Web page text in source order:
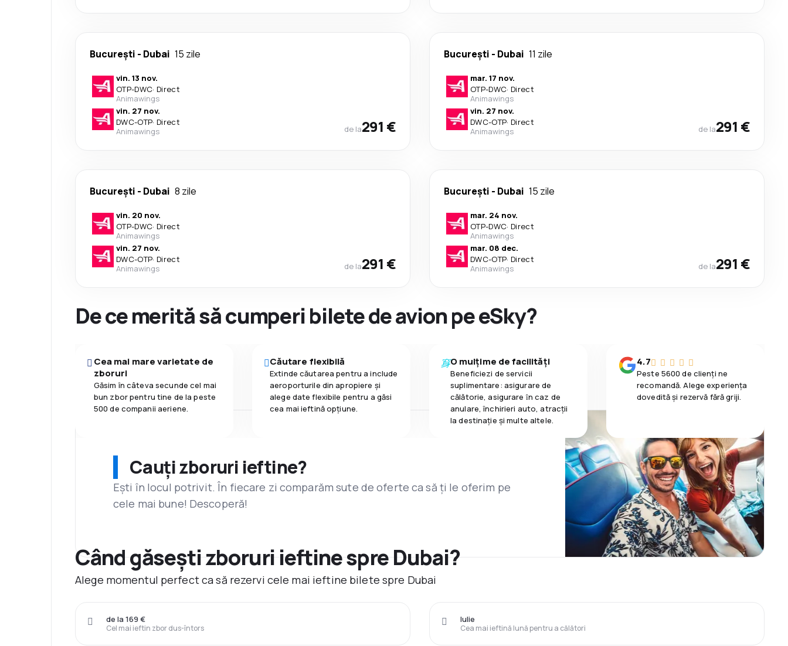
București - Dubai 15 zile
vin. 13 nov.
OTP-DWC· Direct
Animawings
vin. 27 nov.
DWC-OTP· Direct
Animawings
de la291 €
București - Dubai 11 zile
mar. 17 nov.
OTP-DWC· Direct
Animawings
vin. 27 nov.
DWC-OTP· Direct
Animawings
de la291 €
București - Dubai 8 zile
vin. 20 nov.
OTP-DWC· Direct
Animawings
vin. 27 nov.
DWC-OTP· Direct
Animawings
de la291 €
București - Dubai 15 zile
mar. 24 nov.
OTP-DWC· Direct
Animawings
mar. 08 dec.
DWC-OTP· Direct
Animawings
de la291 €
De ce merită să cumperi bilete de avion pe eSky?
Cea mai mare varietate de
zboruri
Găsim în câteva secunde cel mai
bun zbor pentru tine de la peste
500 de companii aeriene.
Căutare flexibilă
Extinde căutarea pentru a include
aeroporturile din apropiere și
alege date flexibile pentru a găsi
cea mai ieftină opțiune.
O mulțime de facilități
Beneficiezi de servicii
suplimentare: asigurare de
călătorie, asigurare ȋn caz de
anulare, închirieri auto, atracții
la destinaţie și multe altele.
4.7
Peste 5600 de clienți ne
recomandă. Alege experiența
dovedită și rezervă fără griji.
Cauți zboruri ieftine?
Ești în locul potrivit. În fiecare zi comparăm sute de oferte ca să ți le oferim pe
cele mai bune! Descoperă!
Când găsești zboruri ieftine spre Dubai?
Alege momentul perfect ca să rezervi cele mai ieftine bilete spre Dubai
Cel mai ieftin zbor dus-întors
de la 169 €
Cea mai ieftină lună pentru a călători
Iulie